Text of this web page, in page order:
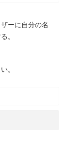
ーに自分の名
。
。